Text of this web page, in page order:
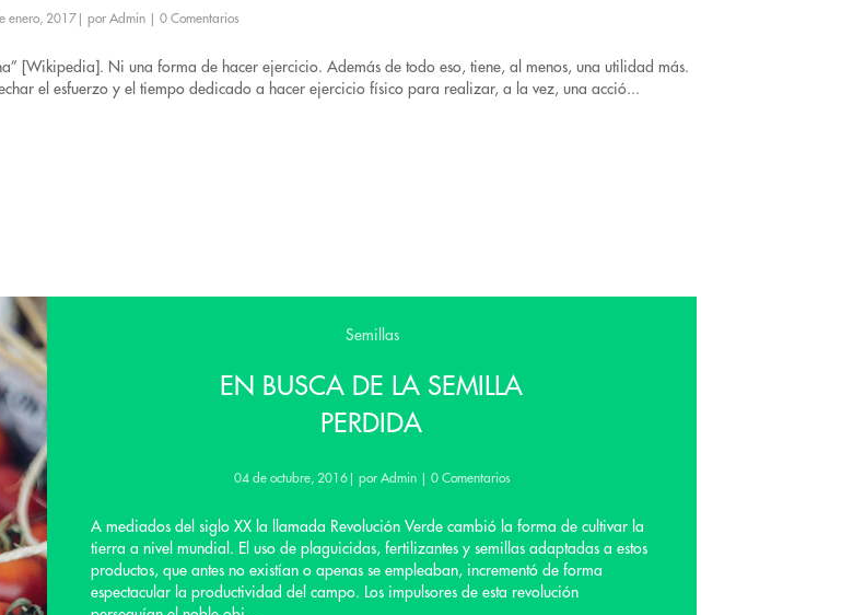
enero, 2017 por Admin 0 Comentarios
[Wikipedia]. Ni una forma de hacer ejercicio. Además de todo eso, tiene, al menos, una utilidad más.
el esfuerzo y el tiempo dedicado a hacer ejercicio físico para realizar, a la vez, una acció...
Semillas
EN BUSCA DE LA SEMILLA
PERDIDA
04 de octubre, 2016| por Admin 0 Comentarios
A mediados del siglo XX la llamada Revolución Verde cambió la forma de cultivar la
tierra a nivel mundial. El uso de plaguicidas, fertilizantes y semillas adaptadas a estos
productos, que antes no existían o apenas se empleaban, incrementó de forma
espectacular la productividad del campo. Los impulsores de esta revolución